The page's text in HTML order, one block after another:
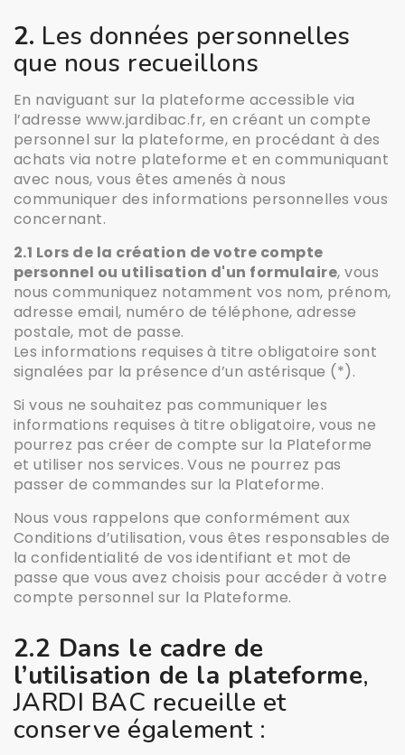
2. Les données personnelles
que nous recueillons
En naviguant sur la plateforme accessible via
l’adresse www.jardibac.fr, en créant un compte
personnel sur la plateforme, en procédant à des
achats via notre plateforme et en communiquant
avec nous, vous êtes amenés à nous
communiquer des informations personnelles vous
concernant.
2.1 Lors de la création de votre compte
personnel ou utilisation d'un formulaire, vous
nous communiquez notamment vos nom, prénom,
adresse email, numéro de téléphone, adresse
postale, mot de passe.
Les informations requises à titre obligatoire sont
signalées par la présence d’un astérisque (*).
Si vous ne souhaitez pas communiquer les
informations requises à titre obligatoire, vous ne
pourrez pas créer de compte sur la Plateforme
et utiliser nos services. Vous ne pourrez pas
passer de commandes sur la Plateforme.
Nous vous rappelons que conformément aux
Conditions d’utilisation, vous êtes responsables de
la confidentialité de vos identifiant et mot de
passe que vous avez choisis pour accéder à votre
compte personnel sur la Plateforme.
2.2 Dans le cadre de
l’utilisation de la plateforme,
JARDI BAC recueille et
conserve également :